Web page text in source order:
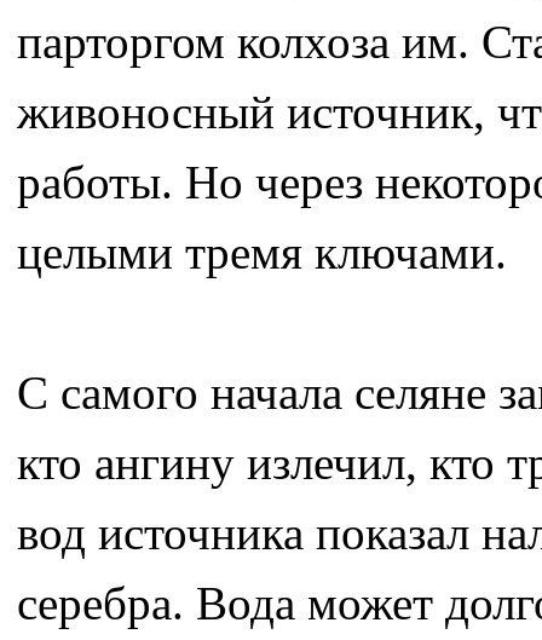
парторгом колхоза им.
живоносный источник,
работы. Но через
целыми тремя ключами.
С самого начала селяне
кто ангину излечил, кто
вод источника показал
серебра. Вода может